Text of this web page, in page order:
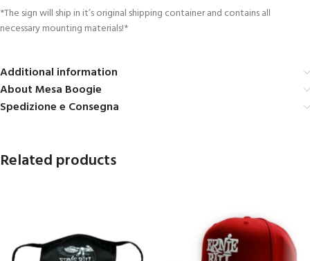
*The sign will ship in it’s original shipping container and contains all
necessary mounting materials!*
Additional information
About Mesa Boogie
Spedizione e Consegna
Related products